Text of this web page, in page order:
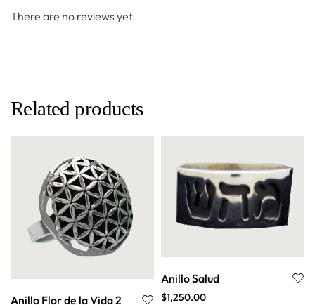
There are no reviews yet.
Related products
Anillo Flor de la Vida 2
Anillo Salud
$1,250.00